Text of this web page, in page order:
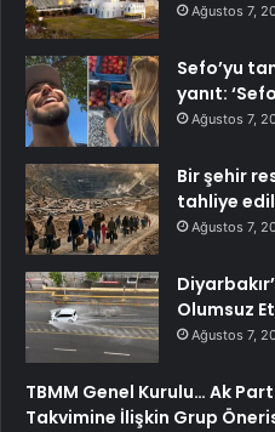
Ağustos 7,
Sefo’yu
yanıt:
Ağustos 7,
Bir şehir
tahliye
Ağustos 7,
Olumsuz
Ağustos 7,
TBMM Genel Kurulu… Ak
Takvimine İlişkin Grup